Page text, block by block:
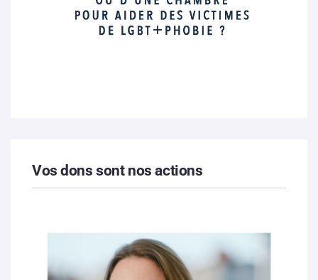
Vos dons sont nos actions